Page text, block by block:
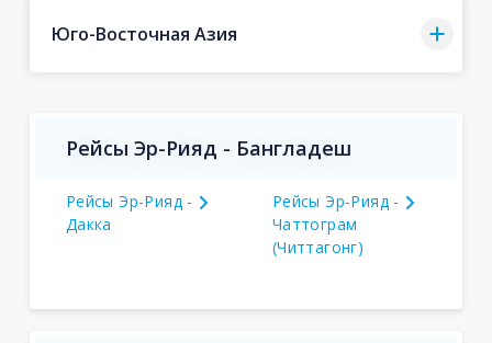
Юго-Восточная Азия
Рейсы Эр-Рияд - Бангладеш
Рейсы Эр-Рияд -
Дакка
Рейсы Эр-Рияд -
Чаттограм
(Читтагонг)